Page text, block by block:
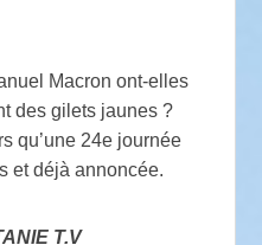
Macron ont-elles
des gilets jaunes ?
qu’une 24e journée
et déjà annoncée.
T.V